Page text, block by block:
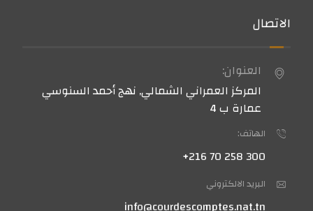
الاتصال
العنوان:
المركز العمراني الشمالي, نهج أحمد السنوسي
عمارة ب 4
الهاتف:
300 258 70 216+
البريد الالكتروني
info@courdescomptes.nat.tn